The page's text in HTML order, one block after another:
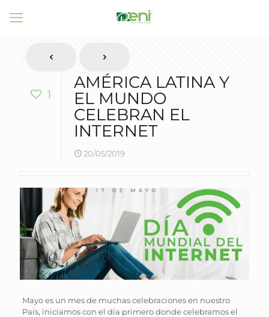
1
AMÉRICA LATINA Y
EL MUNDO
CELEBRAN EL
INTERNET
20/05/2019
Mayo es un mes de muchas celebraciones en nuestro
País, iniciamos con el día primero donde celebramos el